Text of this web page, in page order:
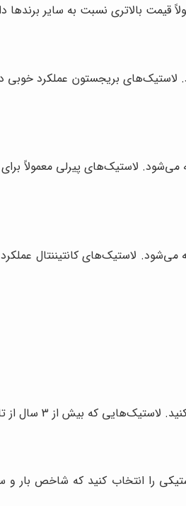
بالاتری نسبت به سایر برندها
لاستیک‌های بریجستون عملکرد
می‌شود. لاستیک‌های پیرلی معمولاً
می‌شود. لاستیک‌های کانتیننتال
آنها گذشته باشد، توصیه نمی‌شود.
را انتخاب کنید که شاخص